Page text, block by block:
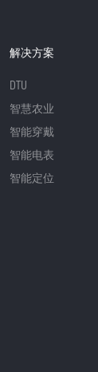
解决方案
DTU
智慧农业
智能穿戴
智能电表
智能定位